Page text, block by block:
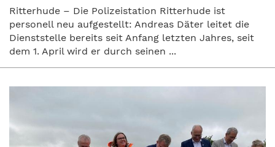
Ritterhude – Die Polizeistation Ritterhude ist
personell neu aufgestellt: Andreas Däter leitet die
Dienststelle bereits seit Anfang letzten Jahres, seit
dem 1. April wird er durch seinen ...